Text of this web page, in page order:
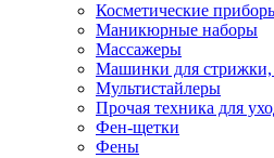
Машинки
Сушилки
Климатическая
Приточно-
Теплый пол
Косметические
Маникюрные наборы
Массажеры
Машинки для
Мультистайлеры
Прочая техника для
Фен-щетки
Фены